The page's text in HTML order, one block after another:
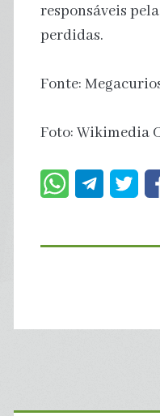
responsáveis
perdidas.
Fonte:
Foto: Wikimedia
Primary